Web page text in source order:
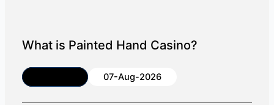
What is Painted Hand Casino?
07-Aug-2026